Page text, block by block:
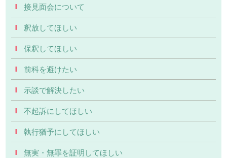
接見面会について
釈放してほしい
保釈してほしい
前科を避けたい
示談で解決したい
不起訴にしてほしい
執行猶予にしてほしい
無実・無罪を証明してほしい